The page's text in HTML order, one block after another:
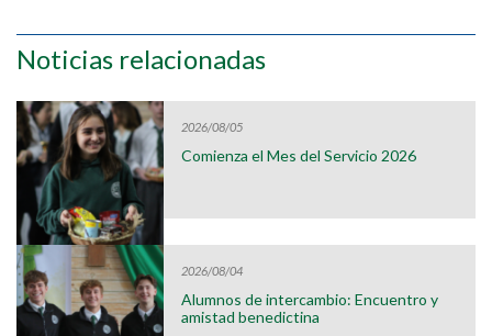
Noticias relacionadas
2026/08/05
Comienza el Mes del Servicio 2026
2026/08/04
Alumnos de intercambio: Encuentro y
amistad benedictina